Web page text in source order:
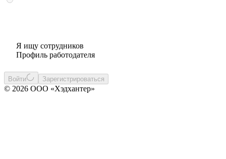
Я ищу сотрудников
Профиль работодателя
Войти Зарегистрироваться
© 2026 ООО «Хэдхантер»